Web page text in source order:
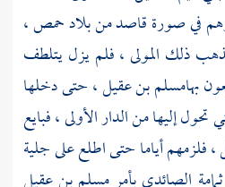
في صورة قاصد من بلادحمص،
فذهب ذلك المولى ، فلم يزل يتلطف
بهامسلم بن عقيل، حتى دخلها
تحول إليها من الدار الأولى ، فبايع
، فلزمهم أياما حتى اطلع على جلية